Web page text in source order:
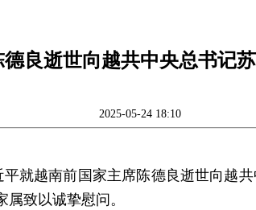
良逝世向越共中央总书记
2025-05-24 18:10
就越南前国家主席陈德良逝世向越
致以诚挚慰问。